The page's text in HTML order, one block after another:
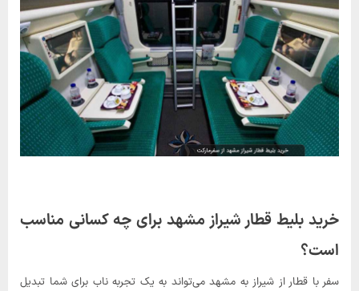
خرید بلیط قطار شیراز مشهد برای چه کسانی مناسب
است؟
سفر با قطار از شیراز به مشهد می‌تواند به یک تجربه ناب برای شما تبدیل